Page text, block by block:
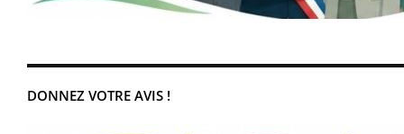
DONNEZ VOTRE AVIS !